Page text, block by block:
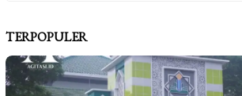
TERPOPULER